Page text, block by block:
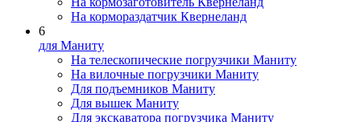
На кормораздатчик Квернеланд
6
для Маниту
На телескопические погрузчики Маниту
На вилочные погрузчики Маниту
Для подъемников Маниту
Для вышек Маниту
Для экскаватора погрузчика Маниту